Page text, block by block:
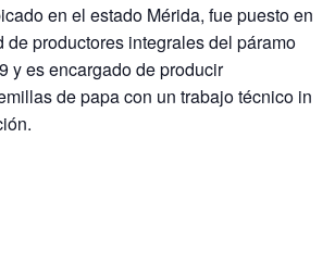
en el estado Mérida, fue puesto en
de productores integrales del páramo
y es encargado de producir
de papa con un trabajo técnico in